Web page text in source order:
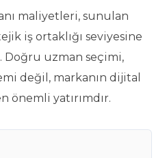
maliyetleri, sunulan
iş ortaklığı seviyesine
uzman seçimi,
değil, markanın dijital
önemli yatırımdır.